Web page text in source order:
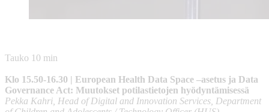
Tauko 10 min
Klo 15.50-16.30 | European Health Data Space –asetus ja Data
Governance Act: Muutokset potilastietojen hyödyntämisessä
Pekka Kahri, Head of Digital and Innovation Services, Department